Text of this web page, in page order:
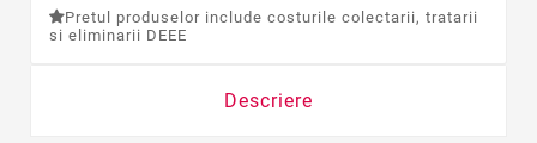
Pretul produselor include costurile colectarii, tratarii
si eliminarii DEEE
Descriere